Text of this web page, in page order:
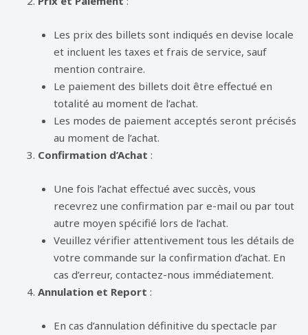
Les prix des billets sont indiqués en devise locale
et incluent les taxes et frais de service, sauf
mention contraire.
Le paiement des billets doit être effectué en
totalité au moment de l’achat.
Les modes de paiement acceptés seront précisés
au moment de l’achat.
Confirmation d’Achat :
Une fois l’achat effectué avec succès, vous
recevrez une confirmation par e-mail ou par tout
autre moyen spécifié lors de l’achat.
Veuillez vérifier attentivement tous les détails de
votre commande sur la confirmation d’achat. En
cas d’erreur, contactez-nous immédiatement.
Annulation et Report :
En cas d’annulation définitive du spectacle par